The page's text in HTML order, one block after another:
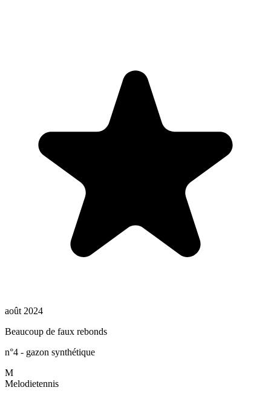
août 2024
Beaucoup de faux rebonds
n°4 - gazon synthétique
M
Melodietennis